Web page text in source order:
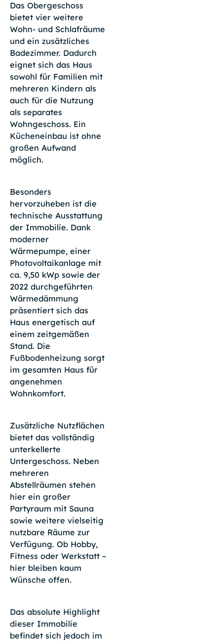
Das Obergeschoss
bietet vier weitere
Wohn- und Schlafräume
und ein zusätzliches
Badezimmer. Dadurch
eignet sich das Haus
sowohl für Familien mit
mehreren Kindern als
auch für die Nutzung
als separates
Wohngeschoss. Ein
Kücheneinbau ist ohne
großen Aufwand
möglich.
Besonders
hervorzuheben ist die
technische Ausstattung
der Immobilie. Dank
moderner
Wärmepumpe, einer
Photovoltaikanlage mit
ca. 9,50 kWp sowie der
2022 durchgeführten
Wärmedämmung
präsentiert sich das
Haus energetisch auf
einem zeitgemäßen
Stand. Die
Fußbodenheizung sorgt
im gesamten Haus für
angenehmen
Wohnkomfort.
Zusätzliche Nutzflächen
bietet das vollständig
unterkellerte
Untergeschoss. Neben
mehreren
Abstellräumen stehen
hier ein großer
Partyraum mit Sauna
sowie weitere vielseitig
nutzbare Räume zur
Verfügung. Ob Hobby,
Fitness oder Werkstatt –
hier bleiben kaum
Wünsche offen.
Das absolute Highlight
dieser Immobilie
befindet sich jedoch im